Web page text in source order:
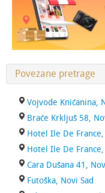
Povezane pretrage
Vojvode Knićanina,
Braće Krkljuš 58,
Hotel Ile De France,
Hotel Ile De France,
Cara Dušana 41,
Futoška, Novi Sad